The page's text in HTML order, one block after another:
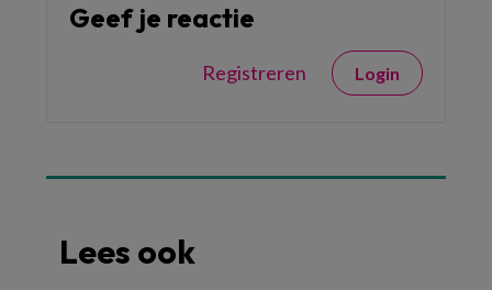
Geef je reactie
Registreren Login
Lees ook